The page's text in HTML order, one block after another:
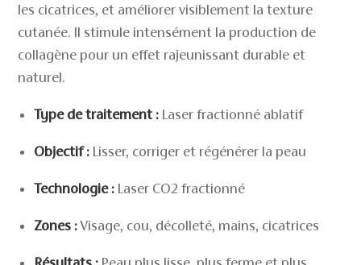
les cicatrices, et améliorer visiblement la texture
cutanée. Il stimule intensément la production de
collagène pour un effet rajeunissant durable et
naturel.
Type de traitement :Laser fractionné ablatif
Objectif :Lisser, corriger et régénérer la peau
Technologie :Laser CO2 fractionné
Zones :Visage, cou, décolleté, mains, cicatrices